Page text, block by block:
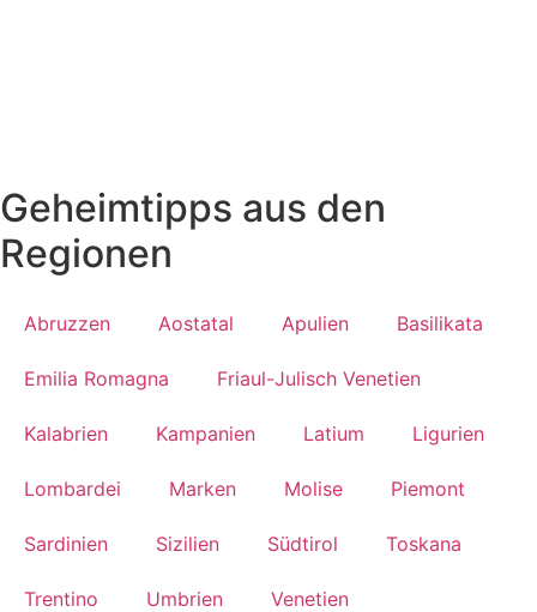
Geheimtipps aus den
Regionen
Abruzzen Aostatal Apulien Basilikata
Emilia Romagna Friaul-Julisch Venetien
Kalabrien Kampanien Latium Ligurien
Lombardei Marken Molise Piemont
Sardinien Sizilien Südtirol Toskana
Trentino Umbrien Venetien